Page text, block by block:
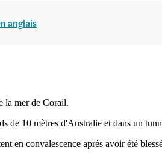
anglais
la mer de Corail.
de 10 mètres d'Australie et dans un
en convalescence après avoir été